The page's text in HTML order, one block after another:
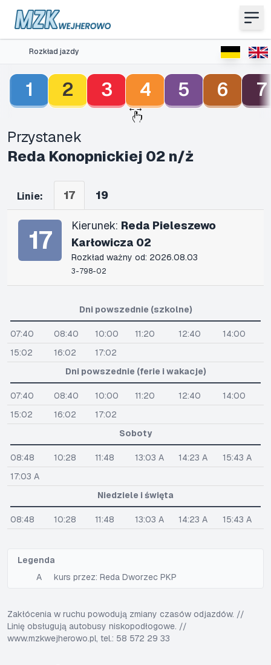
Rozkład jazdy
1 2 3 4 5 6 7
Przystanek
Reda Konopnickiej 02 n/ż
Linie: 17 19
17 Kierunek: Reda Pieleszewo
Karłowicza 02
Rozkład ważny od: 2026.08.03
3-798-02
Dni powszednie (szkolne)
07:40 08:40 10:00 11:20 12:40
14:00
15:02
16:02
17:02
Dni powszednie (ferie i wakacje)
07:40 08:40 10:00 11:20 12:40
14:00
15:02
16:02
17:02
Soboty
08:48 10:28 11:48 13:03 A 14:23 A
15:43 A
17:03 A
Niedziele i święta
08:48 10:28 11:48 13:03 A 14:23 A 15:43 A
Legenda
A
kurs przez: Reda Dworzec PKP
Zakłócenia w ruchu powodują zmiany czasów odjazdów. //
Linię obsługują autobusy niskopodłogowe. //
www.mzkwejherowo.pl, tel.: 58 572 29 33